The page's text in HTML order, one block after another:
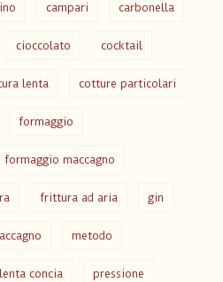
campari carbonella
cioccolato cocktail
lenta cotture particolari
formaggio
formaggio maccagno
frittura ad aria gin
metodo
concia pressione